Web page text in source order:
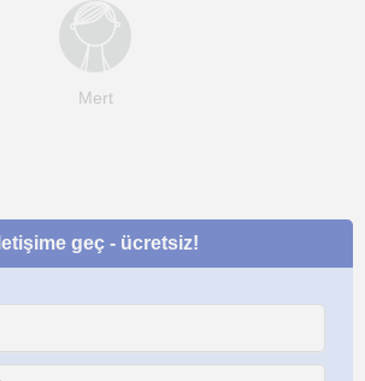
Mert
İletişime geç - ücretsiz!